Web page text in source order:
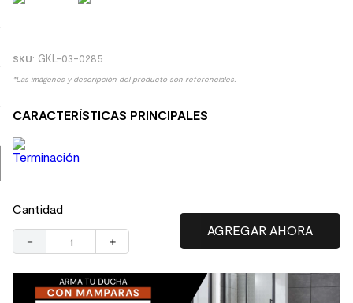
: GKL-03-0285
*Las imágenes y descripción del producto son referenciales.
CARACTERÍSTICAS PRINCIPALES
Cantidad
＋
－